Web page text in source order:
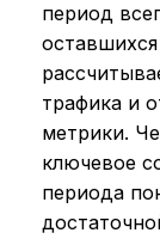
период
трафика и
метрики.
ключевое
периода